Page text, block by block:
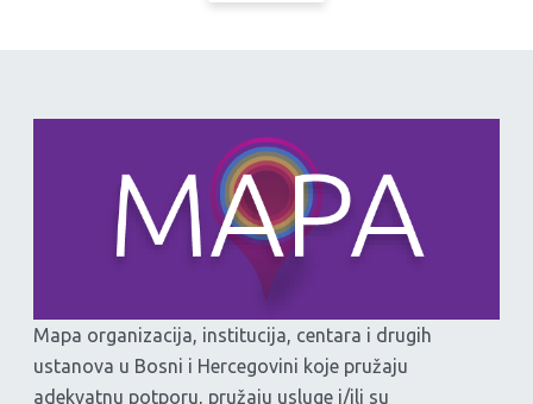
Mapa organizacija, institucija, centara i drugih
ustanova u Bosni i Hercegovini koje pružaju
adekvatnu potporu, pružaju usluge i/ili su